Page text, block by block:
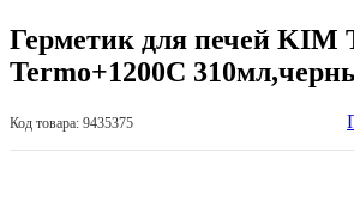
Герметик для печей KIM
Termo+1200C
Код товара: 9435375